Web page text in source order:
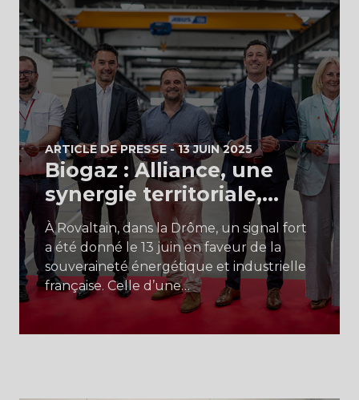
ARTICLE DE PRESSE - 13 JUIN 2025
Biogaz : Alliance, une
synergie territoriale,…
À Rovaltain, dans la Drôme, un signal fort
a été donné le 13 juin en faveur de la
souveraineté énergétique et industrielle
française. Celle d’une…